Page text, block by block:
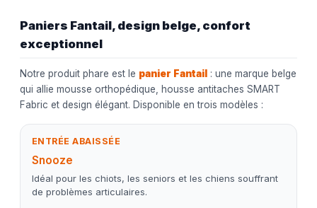
Paniers Fantail, design belge, confort
exceptionnel
Notre produit phare est le panier Fantail : une marque belge
qui allie mousse orthopédique, housse antitaches SMART
Fabric et design élégant. Disponible en trois modèles :
ENTRÉE ABAISSÉE
Snooze
Idéal pour les chiots, les seniors et les chiens souffrant
de problèmes articulaires.